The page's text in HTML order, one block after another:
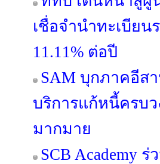
เชื่อจำนำทะเบีย
11.11% ต่อปี
SAM บุกภาคอีสา
บริการแก้หนี้ครบ
มากมาย
SCB Academy